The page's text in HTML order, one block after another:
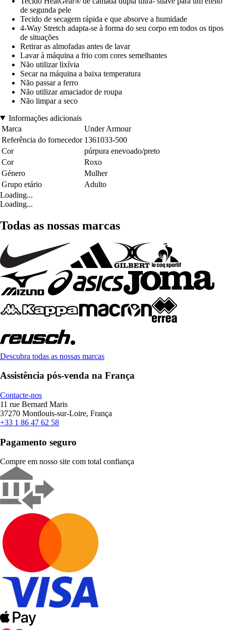
de segunda pele
Tecido de secagem rápida e que absorve a humidade
4-Way Stretch adapta-se à forma do seu corpo em todos os tipos
de situações
Retirar as almofadas antes de lavar
Lavar à máquina a frio com cores semelhantes
Não utilizar lixívia
Secar na máquina a baixa temperatura
Não passar a ferro
Não utilizar amaciador de roupa
Não limpar a seco
Informações adicionais
Marca
Under Armour
Referência do fornecedor 1361033-500
Cor
púrpura enevoado/preto
Cor
Roxo
Género
Mulher
Grupo etário
Adulto
Loading...
Loading...
Todas as nossas marcas
Descubra todas as nossas marcas
Assistência pós-venda na França
Contacte-nos
11 rue Bernard Maris
37270 Montlouis-sur-Loire, França
+33 1 86 47 62 58
Pagamento seguro
Compre em nosso site com total confiança